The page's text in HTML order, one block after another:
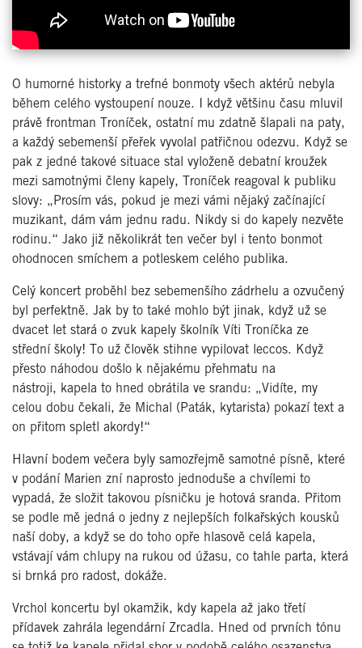
O humorné historky a trefné bonmoty všech aktérů nebyla
během celého vystoupení nouze. I když většinu času mluvil
právě frontman Troníček, ostatní mu zdatně šlapali na paty,
a každý sebemenší přeřek vyvolal patřičnou odezvu. Když se
pak z jedné takové situace stal vyloženě debatní kroužek
mezi samotnými členy kapely, Troníček reagoval k publiku
slovy: „Prosím vás, pokud je mezi vámi nějaký začínající
muzikant, dám vám jednu radu. Nikdy si do kapely nezvěte
rodinu.“ Jako již několikrát ten večer byl i tento bonmot
ohodnocen smíchem a potleskem celého publika.
Celý koncert proběhl bez sebemenšího zádrhelu a ozvučený
byl perfektně. Jak by to také mohlo být jinak, když už se
dvacet let stará o zvuk kapely školník Víti Troníčka ze
střední školy! To už člověk stihne vypilovat leccos. Když
přesto náhodou došlo k nějakému přehmatu na
nástroji, kapela to hned obrátila ve srandu: „Vidíte, my
celou dobu čekali, že Michal (Paták, kytarista) pokazí text a
on přitom spletl akordy!“
Hlavní bodem večera byly samozřejmě samotné písně, které
v podání Marien zní naprosto jednoduše a chvílemi to
vypadá, že složit takovou písničku je hotová sranda. Přitom
se podle mě jedná o jedny z nejlepších folkařských kousků
naší doby, a když se do toho opře hlasově celá kapela,
vstávají vám chlupy na rukou od úžasu, co tahle parta, která
si brnká pro radost, dokáže.
Vrchol koncertu byl okamžik, kdy kapela až jako třetí
přídavek zahrála legendární Zrcadla. Hned od prvních tónu